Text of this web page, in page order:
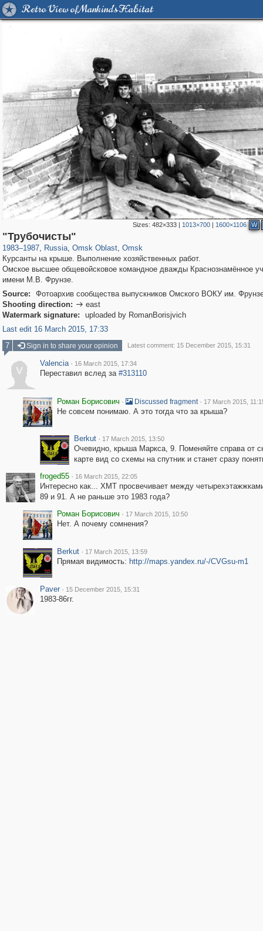
Retro View of Mankind's Habitat
Sizes: 482×333| 1013×700| 1600×1106 W
"Трубочисты"
1983–1987, Russia
1,406,683
, Omsk Oblast
31,667
, Omsk
Курсанты на крыше. Выполнение хозяйственных работ.
Омское высшее общевойсковое командное дважды Краснознамённое
имени М.В. Фрунзе.
Source:
Фотоархив сообщества выпускников Омского ВОКУ им.
Shooting direction:  east
Watermark signature:
uploaded by RomanBorisjvich
Last edit 16 March 2015, 17:33
7
Sign in to share your opinion Latest comment: 15 December 2015, 15:31
V
Valencia · 16 March 2015, 17:34
Переставил вслед за #313110
Роман Борисович · Discussed fragment · 17 March 2015,
Не совсем понимаю. А это тогда что за крыша?
Berkut · 17 March 2015, 13:50
Очевидно, крыша Маркса, 9. Поменяйте справа от
карте вид со схемы на спутник и станет сразу
froged55 · 16 March 2015, 22:05
Интересно как... ХМТ просвечивает между
89 и 91. А не раньше это 1983 года?
Роман Борисович · 17 March 2015, 10:50
Нет. А почему сомнения?
Berkut · 17 March 2015, 13:59
Прямая видимость: http://maps.yandex.ru/-/CVGsu-m1
Paver · 15 December 2015, 15:31
1983-86гг.